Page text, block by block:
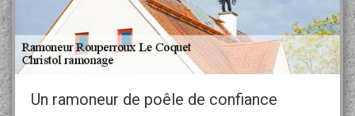
Un ramoneur de poêle de confiance